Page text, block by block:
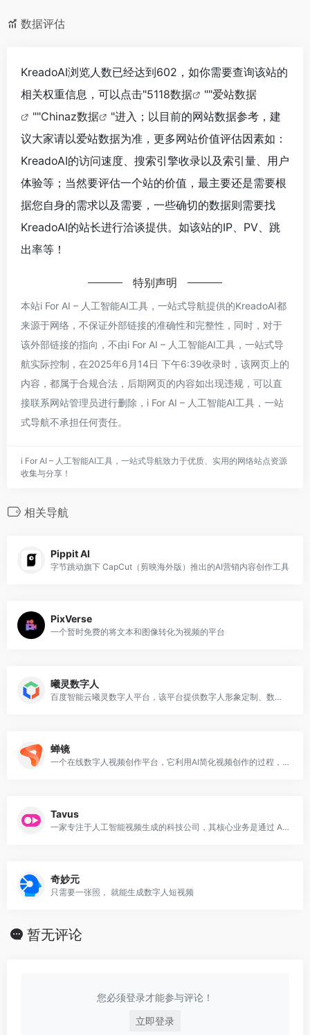
数据评估
KreadoAI浏览人数已经达到602，如你需要查询该站的
相关权重信息，可以点击"5118数据 ""爱站数据
""Chinaz数据
"进入；以目前的网站数据参考，建
议大家请以爱站数据为准，更多网站价值评估因素如：
KreadoAI的访问速度、搜索引擎收录以及索引量、用户
体验等；当然要评估一个站的价值，最主要还是需要根
据您自身的需求以及需要，一些确切的数据则需要找
KreadoAI的站长进行洽谈提供。如该站的IP、PV、跳
出率等！
特别声明
本站i For AI – 人工智能AI工具，一站式导航提供的KreadoAI都
来源于网络，不保证外部链接的准确性和完整性，同时，对于
该外部链接的指向，不由i For AI – 人工智能AI工具，一站式导
航实际控制，在2025年6月14日 下午6:39收录时，该网页上的
内容，都属于合规合法，后期网页的内容如出现违规，可以直
接联系网站管理员进行删除，i For AI – 人工智能AI工具，一站
式导航不承担任何责任。
i For AI – 人工智能AI工具，一站式导航致力于优质、实用的网络站点资源
收集与分享！
相关导航
Pippit AI
字节跳动旗下 CapCut（剪映海外版）推出的AI营销内容创作工具
PixVerse
一个暂时免费的将文本和图像转化为视频的平台
曦灵数字人
百度智能云曦灵数字人平台，该平台提供数字人形象定制、数字人直播、视频、对话等多场景应用服务
蝉镜
一个在线数字人视频创作平台，它利用AI简化视频创作的过程，提供AI数字人播报、AI数字人短视频制作、AI数字人分身定制等服务
Tavus
一家专注于人工智能视频生成的科技公司，其核心业务是通过 AI 技术将用户录制的视频内容自动转换为个性化版本
奇妙元
只需要一张照， 就能生成数字人短视频
暂无评论
您必须登录才能参与评论！
立即登录